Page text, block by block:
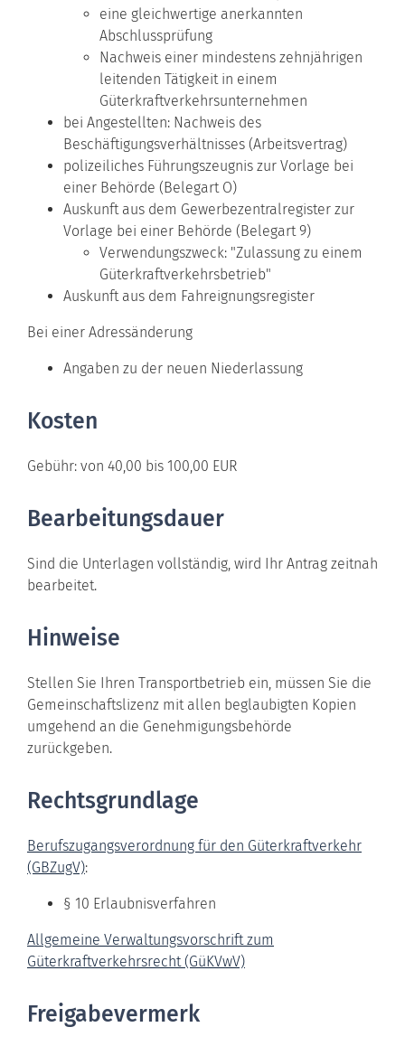
eine gleichwertige anerkannten
Abschlussprüfung
Nachweis einer mindestens zehnjährigen
leitenden Tätigkeit in einem
Güterkraftverkehrsunternehmen
bei Angestellten: Nachweis des
Beschäftigungsverhältnisses (Arbeitsvertrag)
polizeiliches Führungszeugnis zur Vorlage bei
einer Behörde (Belegart O)
Auskunft aus dem Gewerbezentralregister zur
Vorlage bei einer Behörde (Belegart 9)
Verwendungszweck: "Zulassung zu einem
Güterkraftverkehrsbetrieb"
Auskunft aus dem Fahreignungsregister
Bei einer Adressänderung
Angaben zu der neuen Niederlassung
Kosten
Gebühr: von 40,00 bis 100,00 EUR
Bearbeitungsdauer
Sind die Unterlagen vollständig, wird Ihr Antrag zeitnah
bearbeitet.
Hinweise
Stellen Sie Ihren Transportbetrieb ein, müssen Sie die
Gemeinschaftslizenz mit allen beglaubigten Kopien
umgehend an die Genehmigungsbehörde
zurückgeben.
Rechtsgrundlage
Berufszugangsverordnung für den Güterkraftverkehr
(GBZugV):
§ 10 Erlaubnisverfahren
Allgemeine Verwaltungsvorschrift zum
Güterkraftverkehrsrecht (GüKVwV)
Freigabevermerk